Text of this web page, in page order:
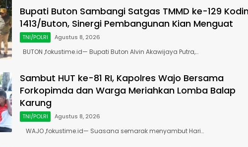
Bupati Buton Sambangi Satgas TMMD ke-129
1413/Buton, Sinergi Pembangunan Kian Menguat
TNI/POLRI Agustus 8, 2026
BUTON ,fokustime.id— Bupati Buton Alvin Akawijaya Putra,…
Sambut HUT ke-81 RI, Kapolres Wajo Bersama
Forkopimda dan Warga Meriahkan Lomba Balap
Karung
TNI/POLRI Agustus 8, 2026
WAJO ,fokustime.id— Suasana semarak menyambut Hari…